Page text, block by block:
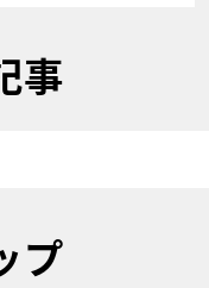
事
プ